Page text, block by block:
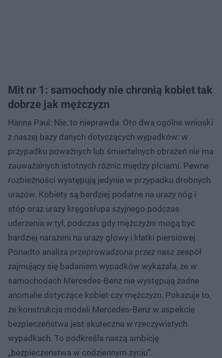
Mit nr 1: samochody nie chronią kobiet tak
dobrze jak mężczyzn
Hanna Paul: Nie, to nieprawda. Oto dwa ogólne wnioski
z naszej bazy danych dotyczących wypadków: w
przypadku poważnych lub śmiertelnych obrażeń nie ma
zauważalnych istotnych różnic między płciami. Pewne
rozbieżności występują jedynie w przypadku drobnych
urazów. Kobiety są bardziej podatne na urazy nóg i
stóp oraz urazy kręgosłupa szyjnego podczas
uderzenia w tył, podczas gdy mężczyźni mogą być
bardziej narażeni na urazy głowy i klatki piersiowej.
Ponadto analiza przeprowadzona przez nasz zespół
zajmujący się badaniem wypadków wykazała, że w
samochodach Mercedes-Benz nie występują żadne
anomalie dotyczące kobiet czy mężczyzn. Pokazuje to,
że konstrukcja modeli Mercedes-Benz w aspekcie
bezpieczeństwa jest skuteczna w rzeczywistych
wypadkach. To podkreśla naszą ambicję
„bezpieczeństwa w codziennym życiu”.